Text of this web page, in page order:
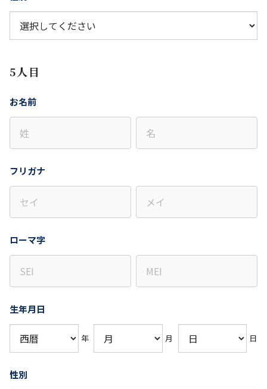
5人目
お名前
フリガナ
ローマ字
生年月日
年 月 日
性別